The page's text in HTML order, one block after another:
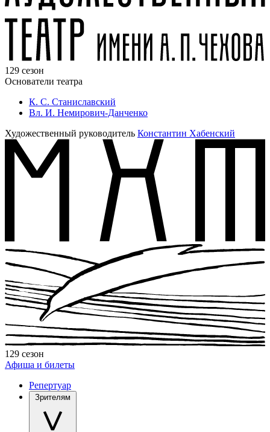
129 сезон
Основатели театра
К. С. Станиславский
Вл. И. Немирович-Данченко
Художественный руководитель Константин Хабенский
129 сезон
Афиша и билеты
Репертуар
Зрителям